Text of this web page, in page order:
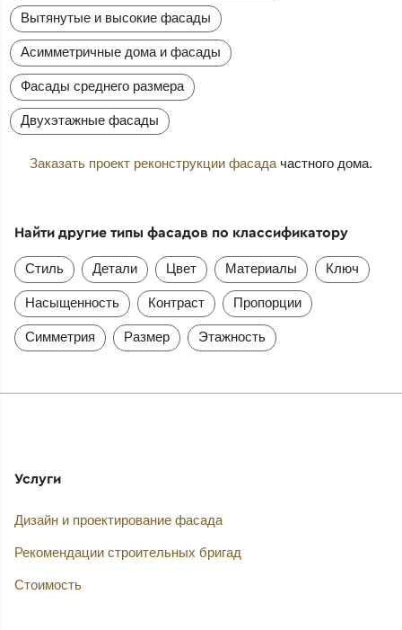
Вытянутые и высокие фасады
Асимметричные дома и фасады
Фасады среднего размера
Двухэтажные фасады
Заказать проект реконструкции фасада частного дома.
Найти другие типы фасадов по классификатору
Стиль Детали Цвет Материалы Ключ
Насыщенность Контраст Пропорции
Симметрия Размер Этажность
Услуги
Дизайн и проектирование фасада
Рекомендации строительных бригад
Стоимость